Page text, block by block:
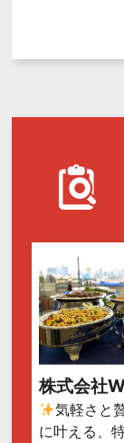
株式会社
気軽さと
に叶える、